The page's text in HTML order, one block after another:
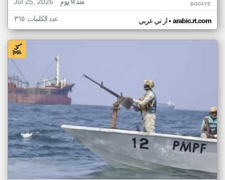
منذ ١٥ يوم BG04YE
ار تي عربي• arabic.rt.com عدد الكلمات: ٣٦٥